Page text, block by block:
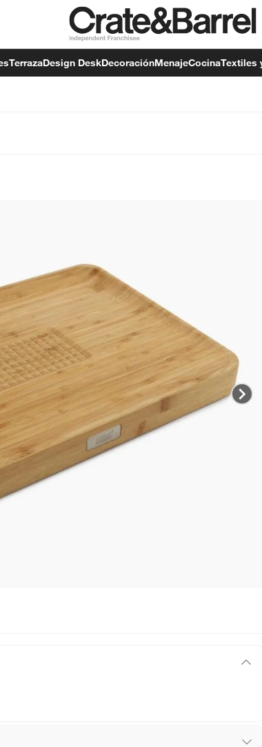
TerrazaDesign DeskDecoraciónMenajeCocinaTextiles